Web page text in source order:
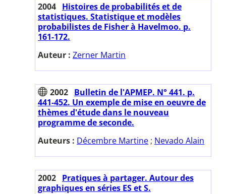
2004 Histoires de probabilités et de
statistiques. Statistique et modèles
probabilistes de Fisher à Havelmoo. p.
161-172.
Auteur : Zerner Martin
2002 Bulletin de l'APMEP. N° 441. p.
441-452. Un exemple de mise en oeuvre de
thèmes d'étude dans le nouveau
programme de seconde.
Auteurs : Décembre Martine ; Nevado Alain
2002 Pratiques à partager. Autour des
graphiques en séries ES et S.